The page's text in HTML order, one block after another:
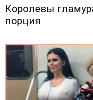
Королевы
порция